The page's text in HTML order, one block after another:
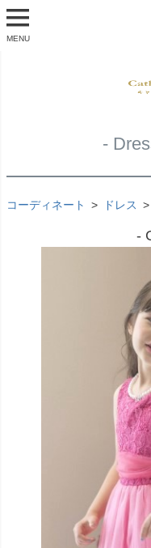
MENU
-
コーディネート ドレス
-